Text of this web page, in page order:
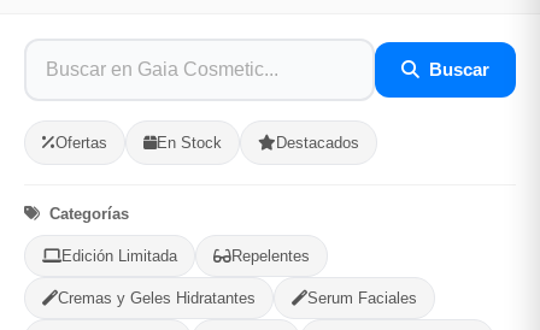
Buscar
Ofertas En Stock Destacados
Categorías
Edición Limitada Repelentes
Cremas y Geles Hidratantes Serum Faciales
MUNICIPIO
- +
Categorías: Cuidado Personal